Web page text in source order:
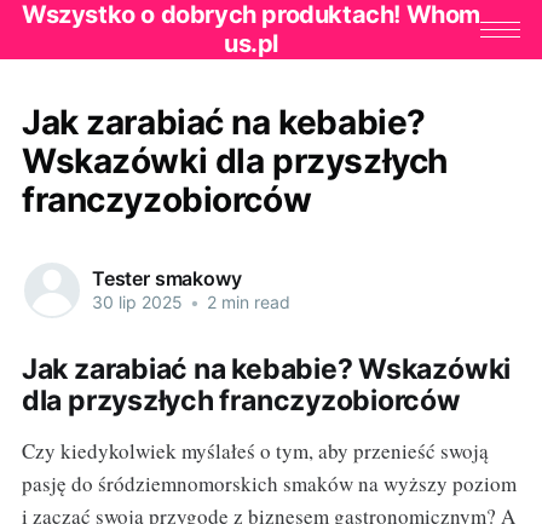
Wszystko o dobrych produktach! Whom
us.pl
Jak zarabiać na kebabie?
Wskazówki dla przyszłych
franczyzobiorców
Tester smakowy
30 lip 2025 • 2 min read
Jak zarabiać na kebabie? Wskazówki
dla przyszłych franczyzobiorców
Czy kiedykolwiek myślałeś o tym, aby przenieść swoją
pasję do śródziemnomorskich smaków na wyższy poziom
i zacząć swoją przygodę z biznesem gastronomicznym? A